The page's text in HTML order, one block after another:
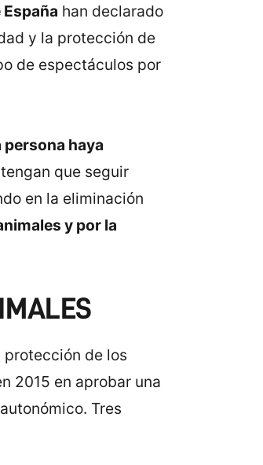
han declarado
y la protección de
de espectáculos por
haya
que seguir
en la eliminación
y por la
protección de los
2015 en aprobar una
Tres